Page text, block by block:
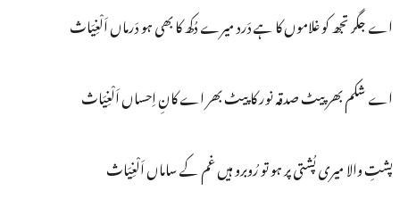
اے جگر تجھ کو غلاموں کا ہے دَرد میرے دُکھ کا بھی ہو دَرماں اَلْغِیَاث
اے شکم بھر پیٹ صدقہ نور کا پیٹ بھر اے کانِ اِحساں اَلْغِیَاث
پشتِ والا میری پُشتی پر ہو تو رُوبرو ہیں غم کے ساماں اَلْغِیَاث